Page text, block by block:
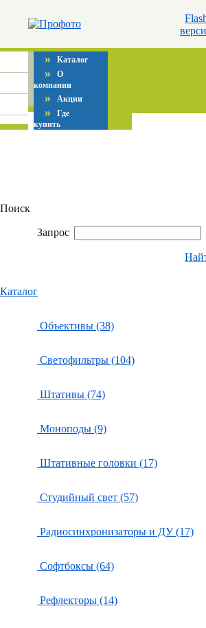
» Каталог
» О
компании
» Акции
» Где
купить
Поиск
Запрос
Каталог
Объективы (38)
Светофильтры (104)
Штативы (74)
Моноподы (9)
Штативные головки (17)
Студийный свет (57)
Радиосинхронизаторы и ДУ (17)
Софтбоксы (64)
Рефлекторы (14)